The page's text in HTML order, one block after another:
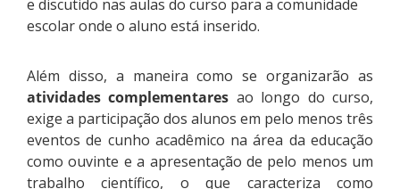
e discutido nas aulas do curso para a comunidade
escolar onde o aluno está inserido.
Além disso, a maneira como se organizarão as
atividades complementares ao longo do curso,
exige a participação dos alunos em pelo menos três
eventos de cunho acadêmico na área da educação
como ouvinte e a apresentação de pelo menos um
trabalho científico, o que caracteriza como